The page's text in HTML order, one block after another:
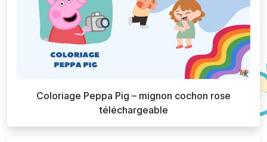
Coloriage Peppa Pig – mignon cochon rose
téléchargeable